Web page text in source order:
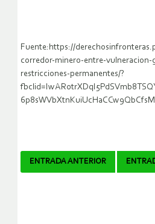
Fuente:https://
corredor-minero-entre-vulneracion-
restricciones-permanentes/?
Navegador
ENTRADA ANTERIOR